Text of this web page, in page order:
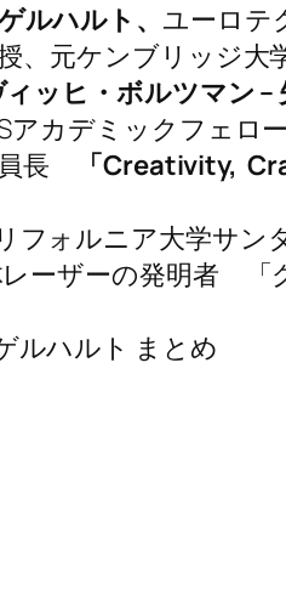
ルハルト、ユーロテ
、元ケンブリッジ大
ィッヒ・ボルツマン –
アカデミックフェロ
長
「Creativity,
フォルニア大学サ
ーザーの発明者 「
ルハルト まとめ